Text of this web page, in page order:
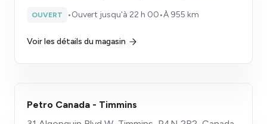
OUVERT •Ouvert jusqu'à 22 h 00•À 955 km
Voir les détails du magasin
Petro Canada - Timmins